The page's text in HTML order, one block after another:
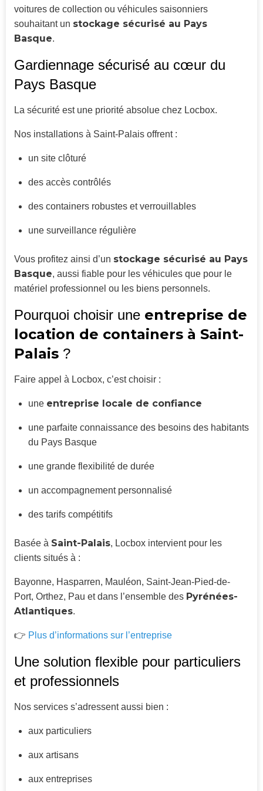
voitures de collection ou véhicules saisonniers
souhaitant un stockage sécurisé au Pays
Basque.
Gardiennage sécurisé au cœur du
Pays Basque
La sécurité est une priorité absolue chez Locbox.
Nos installations à Saint-Palais offrent :
un site clôturé
des accès contrôlés
des containers robustes et verrouillables
une surveillance régulière
Vous profitez ainsi d’un stockage sécurisé au Pays
Basque, aussi fiable pour les véhicules que pour le
matériel professionnel ou les biens personnels.
Pourquoi choisir une entreprise de
location de containers à Saint-
Palais ?
Faire appel à Locbox, c’est choisir :
une entreprise locale de confiance
une parfaite connaissance des besoins des habitants
du Pays Basque
une grande flexibilité de durée
un accompagnement personnalisé
des tarifs compétitifs
Basée à Saint-Palais, Locbox intervient pour les
clients situés à :
Bayonne, Hasparren, Mauléon, Saint-Jean-Pied-de-
Port, Orthez, Pau et dans l’ensemble des Pyrénées-
Atlantiques.
👉 Plus d’informations sur l’entreprise
Une solution flexible pour particuliers
et professionnels
Nos services s’adressent aussi bien :
aux particuliers
aux artisans
aux entreprises